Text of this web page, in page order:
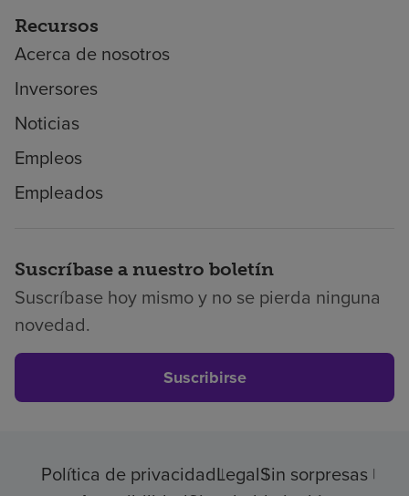
Recursos
Acerca de nosotros
Inversores
Noticias
Empleos
Empleados
Suscríbase a nuestro boletín
Suscríbase hoy mismo y no se pierda ninguna
novedad.
Suscribirse
Política de privacidadLegalSin sorpresas